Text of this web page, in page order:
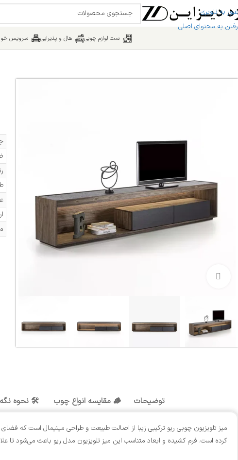
عبور به ناوبری
رفتن به محتوای اصلی
ست لوازم چوبی هال و پذیرایی سرویس
توضیحات 🪵 مقایسه انواع چوب 🛠️ نحوه
میز تلویزیون چوبی ریو ترکیبی زیبا از اصالت طبیعت و طراحی مینیمال است
کرده است. فرم کشیده و ابعاد متناسب این میز تلویزیون مدل ریو باعث می‌شود تا